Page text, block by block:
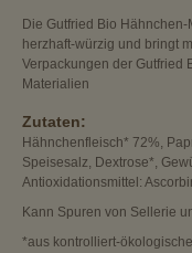
Die Gutfried Bio
herzhaft-würzig und bringt
Verpackungen der Gutfried
Materialien
Zutaten:
Hähnchenfleisch* 72%,
Speisesalz, Dextrose*,
Antioxidationsmittel:
Kann Spuren von Sellerie
*aus kontrolliert-